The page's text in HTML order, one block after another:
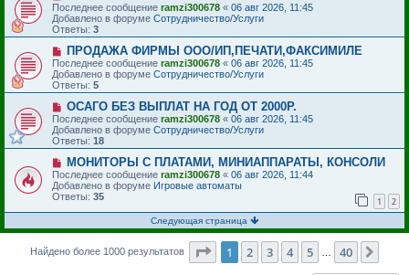
н
и
е
о
о
б
е
н
и
е
о
в
о
е
с
о
о
б
щ
е
н
и
е
Последнее сообщение ramzi300678 « 06 авг 2026, 11:45
Добавлено в форуме Сотрудничество/Услуги
Ответы: 3
Н
о
в
о
е
с
о
б
щ
е
н
и
е
ПРОДАЖА ФИРМЫ ООО/ИП,ПЕЧАТИ,ФАКСИМИЛЕ
Последнее сообщение ramzi300678 « 06 авг 2026, 11:45
Добавлено в форуме Сотрудничество/Услуги
Ответы: 5
Н
о
в
о
е
с
о
о
б
щ
е
и
ОСАГО БЕЗ ВЫПЛАТ НА ГОД ОТ 2000Р.
Последнее сообщение ramzi300678 « 06 авг 2026, 11:45
Добавлено в форуме Сотрудничество/Услуги
Ответы: 18
Н
о
в
о
е
с
о
б
щ
МОНИТОРЫ С ПЛАТАМИ, МИНИАППАРАТЫ, КОНСОЛИ
Последнее сообщение ramzi300678 « 06 авг 2026, 11:44
Добавлено в форуме Игровые автоматы
Ответы: 35 1 2
Следующая страница
Найдено более 1000 результатов Страница из 40
1 2 3 4 5 … 40